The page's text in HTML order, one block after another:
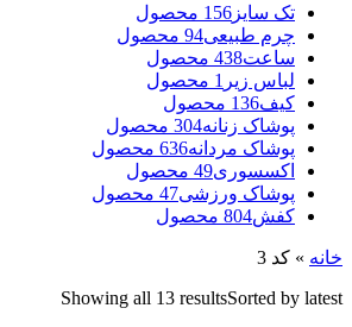
تک سایز 156 محصول
چرم طبیعی94 محصول
ساعت438 محصول
لباس زیر 1 محصول
کیف136 محصول
پوشاک زنانه304 محصول
پوشاک مردانه636 محصول
اکسسوری49 محصول
پوشاک ورزشی47 محصول
کفش804 محصول
خانه » کد 3
Showing all 13 resultsSorted by latest